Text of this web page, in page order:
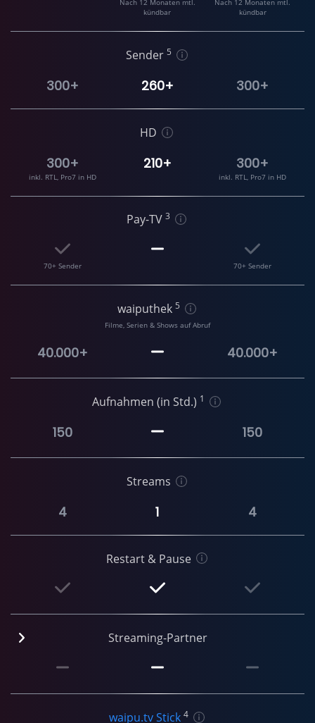
Nach 12 Monaten mtl.
kündbar
Nach 12 Monaten mtl.
kündbar
Sender 5
300+ 260+ 300+
HD
300+
inkl. RTL, Pro7 in HD
210+ 300+
inkl. RTL, Pro7 in HD
Pay-TV 3
70+ Sender 70+ Sender
waiputhek 5
Filme, Serien & Shows auf Abruf
40.000+ 40.000+
Aufnahmen (in Std.) 1
150 150
Streams
4 1 4
Restart & Pause
Streaming-Partner
waipu.tv Stick 4